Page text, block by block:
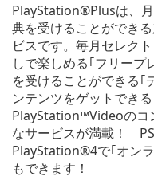
PlayStation®Plusは、
典を受けることができ
ビスです。毎月セレク
しで楽しめる｢フリープ
を受けることができる｢
ンテンツをゲットでき
PlayStation™Videoのコ
なサービスが満載！
PlayStation®4で｢オン
もできます！